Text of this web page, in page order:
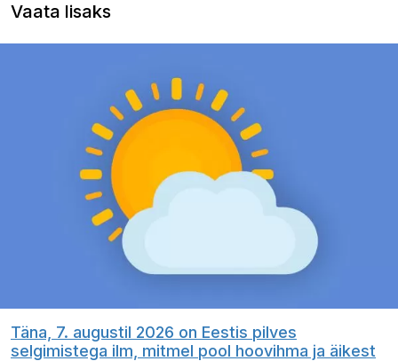
Vaata lisaks
Täna, 7. augustil 2026 on Eestis pilves
selgimistega ilm, mitmel pool hoovihma ja äikest